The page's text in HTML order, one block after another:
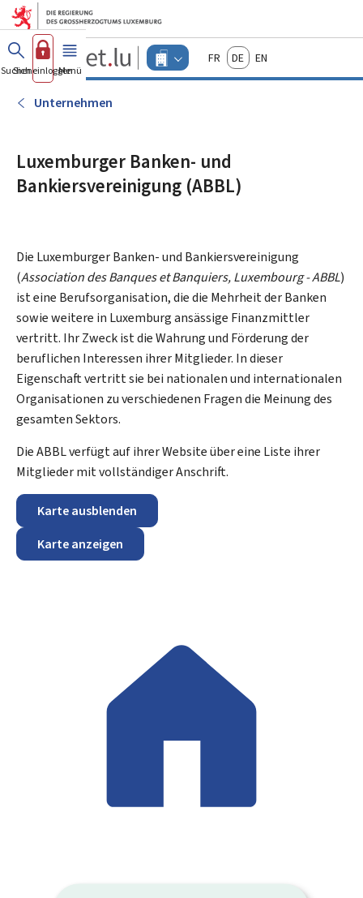
Zum Hauptmenü
Zum Inhalt
Guichet.lu
Changer
d'espace
FrançaisDeutschEnglish
Suchen
Sich einloggen
Menü Haupt-
Unternehmen
Luxemburger Banken- und
Bankiersvereinigung (ABBL)
Die Luxemburger Banken- und Bankiersvereinigung
(Association des Banques et Banquiers, Luxembourg- ABBL)
ist eine Berufsorganisation, die die Mehrheit der Banken
sowie weitere in Luxemburg ansässige Finanzmittler
vertritt. Ihr Zweck ist die Wahrung und Förderung der
beruflichen Interessen ihrer Mitglieder. In dieser
Eigenschaft vertritt sie bei nationalen und internationalen
Organisationen zu verschiedenen Fragen die Meinung des
gesamten Sektors.
Die ABBL verfügt auf ihrer Website über eine Liste ihrer
Mitglieder mit vollständiger Anschrift.
Karte ausblenden
Karte anzeigen